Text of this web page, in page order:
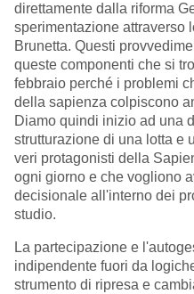
direttamente dalla riforma
sperimentazione attraverso
Brunetta. Questi
queste componenti che si
febbraio perché i problemi
della sapienza colpiscono
Diamo quindi inizio ad una
strutturazione di una lotta e
veri protagonisti della
ogni giorno e che vogliono
decisionale all'interno dei
studio.
La partecipazione e
indipendente fuori da
strumento di ripresa e